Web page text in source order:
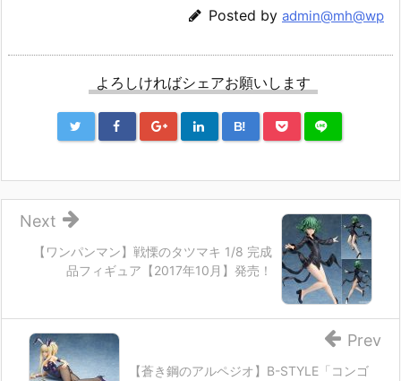
Posted by admin@mh@wp
よろしければシェアお願いします
B!
【ワンパンマン】戦慄のタツマキ 1/8 完成
品フィギュア【2017年10月】発売！
Next
【蒼き鋼のアルペジオ】B-STYLE「コンゴ
Prev